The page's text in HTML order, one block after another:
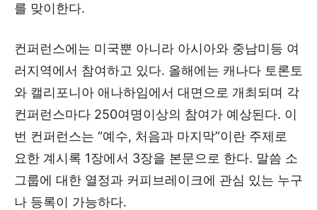
를 맞이한다.
컨퍼런스에는 미국뿐 아니라 아시아와 중남미등 여
러지역에서 참여하고 있다. 올해에는 캐나다 토론토
와 캘리포니아 애나하임에서 대면으로 개최되며 각
컨퍼런스마다 250여명이상의 참여가 예상된다. 이
번 컨퍼런스는 “예수, 처음과 마지막”이란 주제로
요한 계시록 1장에서 3장을 본문으로 한다. 말씀 소
그룹에 대한 열정과 커피브레이크에 관심 있는 누구
나 등록이 가능하다.